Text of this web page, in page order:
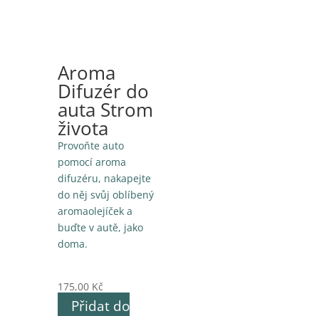
Aroma
Difuzér do
auta Strom
života
Provoňte auto
pomocí aroma
difuzéru, nakapejte
do něj svůj oblíbený
aromaolejíček a
buďte v autě, jako
doma.
175,00 Kč
Přidat do